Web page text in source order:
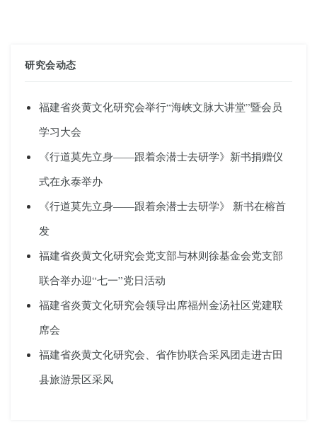
研究会动态
福建省炎黄文化研究会举行“海峡文脉大讲堂”暨会员
学习大会
《行道莫先立身——跟着余潜士去研学》新书捐赠仪
式在永泰举办
《行道莫先立身——跟着余潜士去研学》 新书在榕首
发
福建省炎黄文化研究会党支部与林则徐基金会党支部
联合举办迎“七一”党日活动
福建省炎黄文化研究会领导出席福州金汤社区党建联
席会
福建省炎黄文化研究会、省作协联合采风团走进古田
县旅游景区采风